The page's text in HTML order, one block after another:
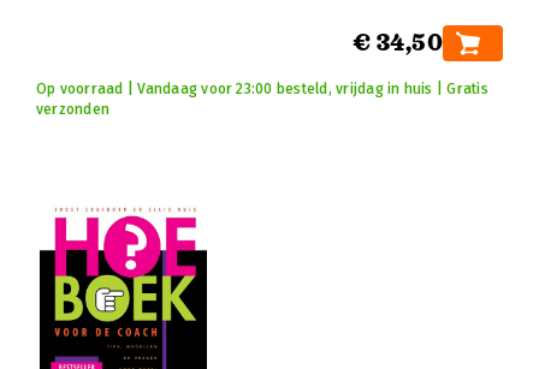
€ 34,50
Op voorraad | Vandaag voor 23:00 besteld, vrijdag in huis | Gratis
verzonden